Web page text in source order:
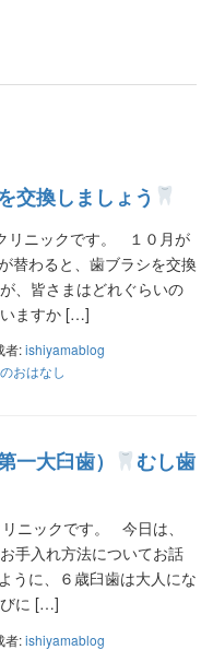
交換しましょう
リニックです。 １０月が
替わると、歯ブラシを交換
、皆さまはどれぐらいの
ますか […]
者:ishiyamablog
おはなし
一大臼歯）
むし歯
ニックです。 今日は、
手入れ方法についてお話
うに、６歳臼歯は大人にな
びに […]
者:ishiyamablog